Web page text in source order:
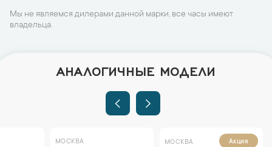
Мы не являемся дилерами данной марки, все часы имеют
владельца.
АНАЛОГИЧНЫЕ МОДЕЛИ
МОСКВА МОСКВА Акция